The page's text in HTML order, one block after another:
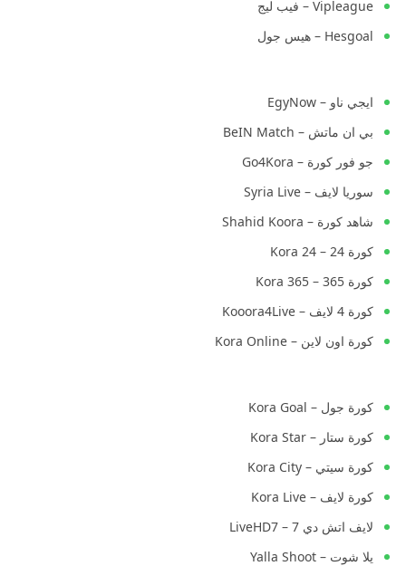
Vipleague – فيب ليج
Hesgoal – هيس جول
ايجي ناو – EgyNow
بي ان ماتش – BeIN Match
جو فور كورة – Go4Kora
سوريا لايف – Syria Live
شاهد كورة – Shahid Koora
كورة 24 – Kora 24
كورة 365 – Kora 365
كورة 4 لايف – Kooora4Live
كورة اون لاين – Kora Online
كورة جول – Kora Goal
كورة ستار – Kora Star
كورة سيتي – Kora City
كورة لايف – Kora Live
لايف اتش دي 7 – LiveHD7
يلا شوت – Yalla Shoot